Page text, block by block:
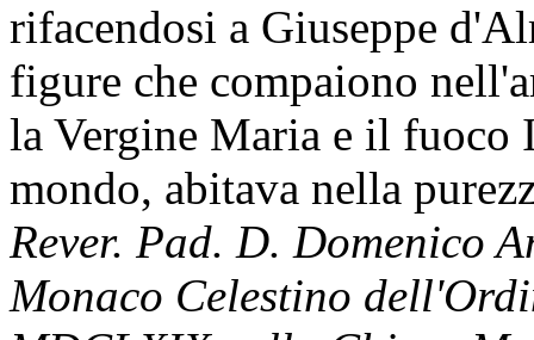
rifacendosi a Giuseppe
figure che compaiono
la Vergine Maria e il fuoco
mondo, abitava nella
Rever. Pad. D. Domenico
Monaco Celestino